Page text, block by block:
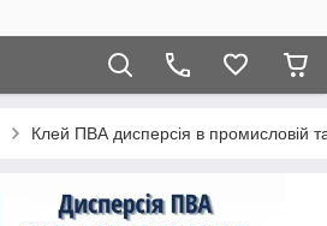
Клей ПВА дисперсія в промисловій